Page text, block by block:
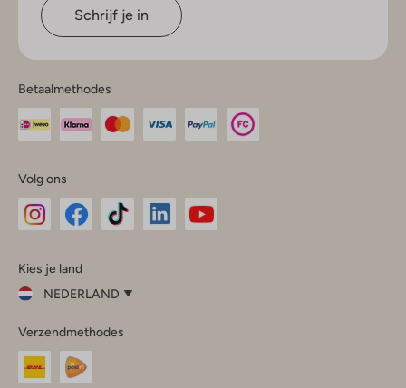
Schrijf je in
Betaalmethodes
Volg ons
InstagramFacebook
Kies je land
NEDERLAND
je
land
Nederland
Verzendmethodes